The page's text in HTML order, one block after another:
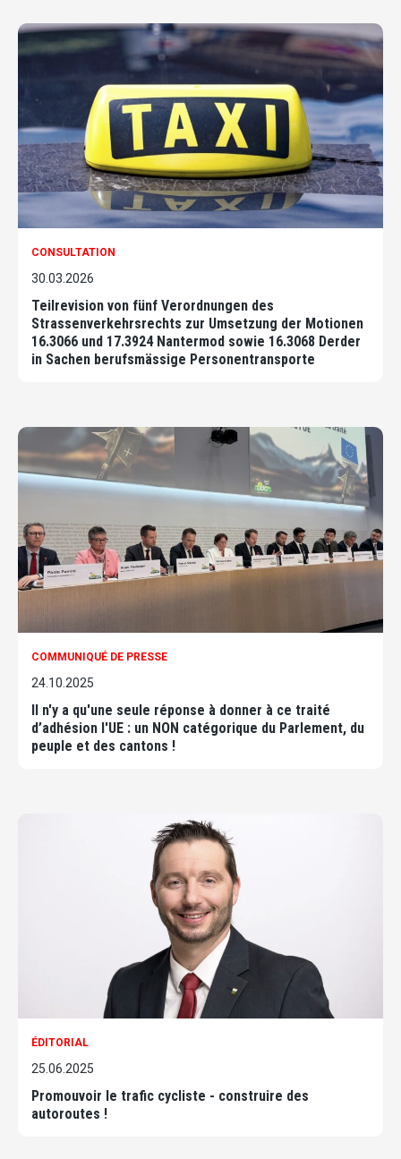
CONSULTATION
30.03.2026
Teilrevision von fünf Verordnungen des
Strassenverkehrsrechts zur Umsetzung der Motionen
16.3066 und 17.3924 Nantermod sowie 16.3068 Derder
in Sachen berufsmässige Personentransporte
COMMUNIQUÉ DE PRESSE
24.10.2025
Il n'y a qu'une seule réponse à donner à ce traité
d’adhésion l'UE : un NON catégorique du Parlement, du
peuple et des cantons !
ÉDITORIAL
25.06.2025
Promouvoir le trafic cycliste - construire des
autoroutes !